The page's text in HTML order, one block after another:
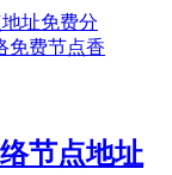
节点地址